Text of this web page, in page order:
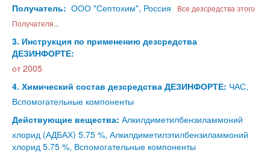
Получатель: ООО "Септохим", Россия
Все дезсредства этого
Получателя...
3. Инструкция по применению дезсредства
ДЕЗИНФОРТЕ:
от 2005
4. Химический состав дезсредства ДЕЗИНФОРТЕ: ЧАС,
Вспомогательные компоненты
Действующие вещества: Алкилдиметилбензиламмоний
хлорид (АДБАХ) 5.75 %, Алкилдиметилэтилбензиламмоний
хлорид 5.75 %, Вспомогательные компоненты